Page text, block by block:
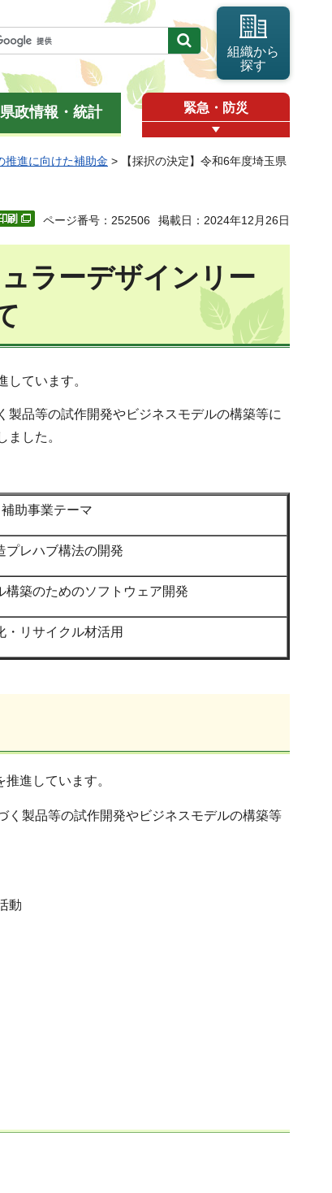
組織から
探す
県政情報・統計 緊急・防災
推進に向けた補助金 > 【採択の決定】令和6年度埼玉県
ページ番号：252506 掲載日：2024年12月26日
ラーデザインリー
ています。
品等の試作開発やビジネスモデルの構築等に
した。
補助事業テーマ
プレハブ構法の開発
築のためのソフトウェア開発
・リサイクル材活用
推進しています。
く製品等の試作開発やビジネスモデルの構築等
動